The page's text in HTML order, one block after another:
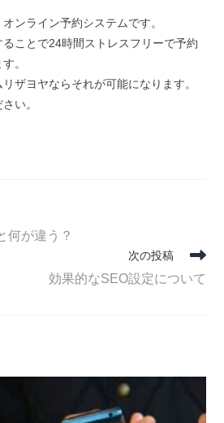
ンライン予約システムです。
ことで24時間ストレスフリーで予約
。
ザヨヤならそれが可能になります。
い。
何が違う？
次の投稿
効果的なSEO設定について